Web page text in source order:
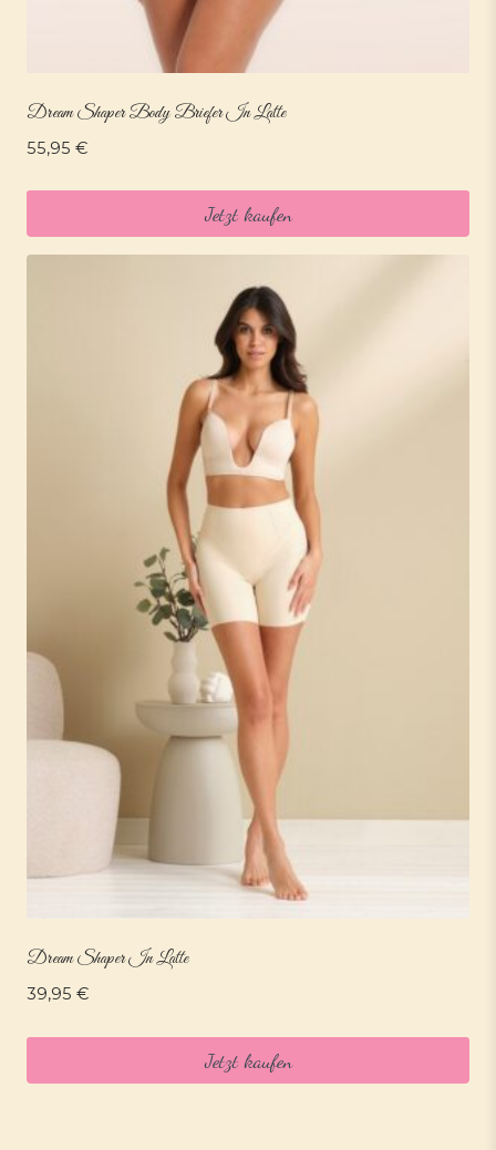
Dream Shaper Body Briefer In Latte
55,95 €
Jetzt kaufen
Dream Shaper In Latte
39,95 €
Jetzt kaufen